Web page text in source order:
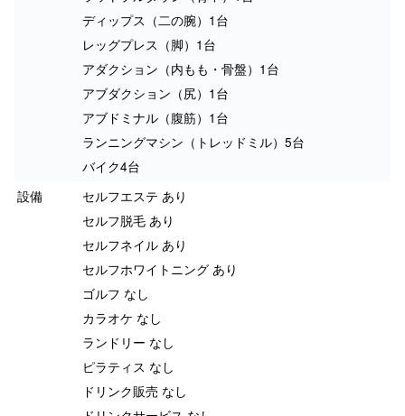
ディップス（二の腕）1台
レッグプレス（脚）1台
アダクション（内もも・骨盤）1台
アブダクション（尻）1台
アブドミナル（腹筋）1台
ランニングマシン（トレッドミル）5台
バイク4台
設備
セルフエステ あり
セルフ脱毛 あり
セルフネイル あり
セルフホワイトニング あり
ゴルフ なし
カラオケ なし
ランドリー なし
ピラティス なし
ドリンク販売 なし